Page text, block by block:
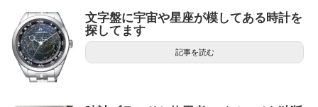
文字盤に宇宙や星座が模してある時計を
探してます
記事を読む